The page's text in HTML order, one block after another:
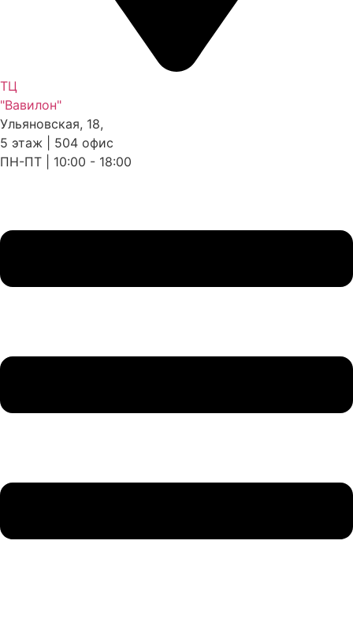
ТЦ
"Вавилон"
Ульяновская, 18,
5 этаж | 504 офис
ПН-ПТ | 10:00 - 18:00